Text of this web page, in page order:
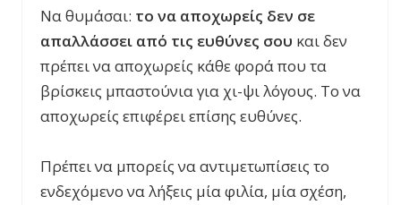
Να θυμάσαι: το να αποχωρείς δεν σε
απαλλάσσει από τις ευθύνες σου και δεν
πρέπει να αποχωρείς κάθε φορά που τα
βρίσκεις μπαστούνια για χι-ψι λόγους. Το να
αποχωρείς επιφέρει επίσης ευθύνες.
Πρέπει να μπορείς να αντιμετωπίσεις το
ενδεχόμενο να λήξεις μία φιλία, μία σχέση,